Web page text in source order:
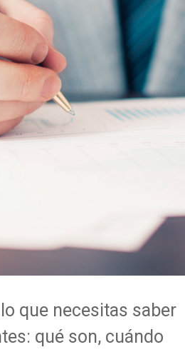
que necesitas saber
qué son, cuándo